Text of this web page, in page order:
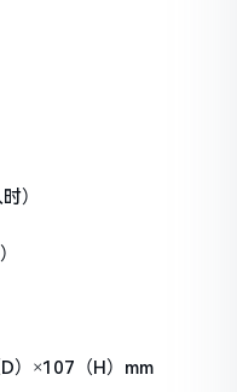
）
）×107（H）mm